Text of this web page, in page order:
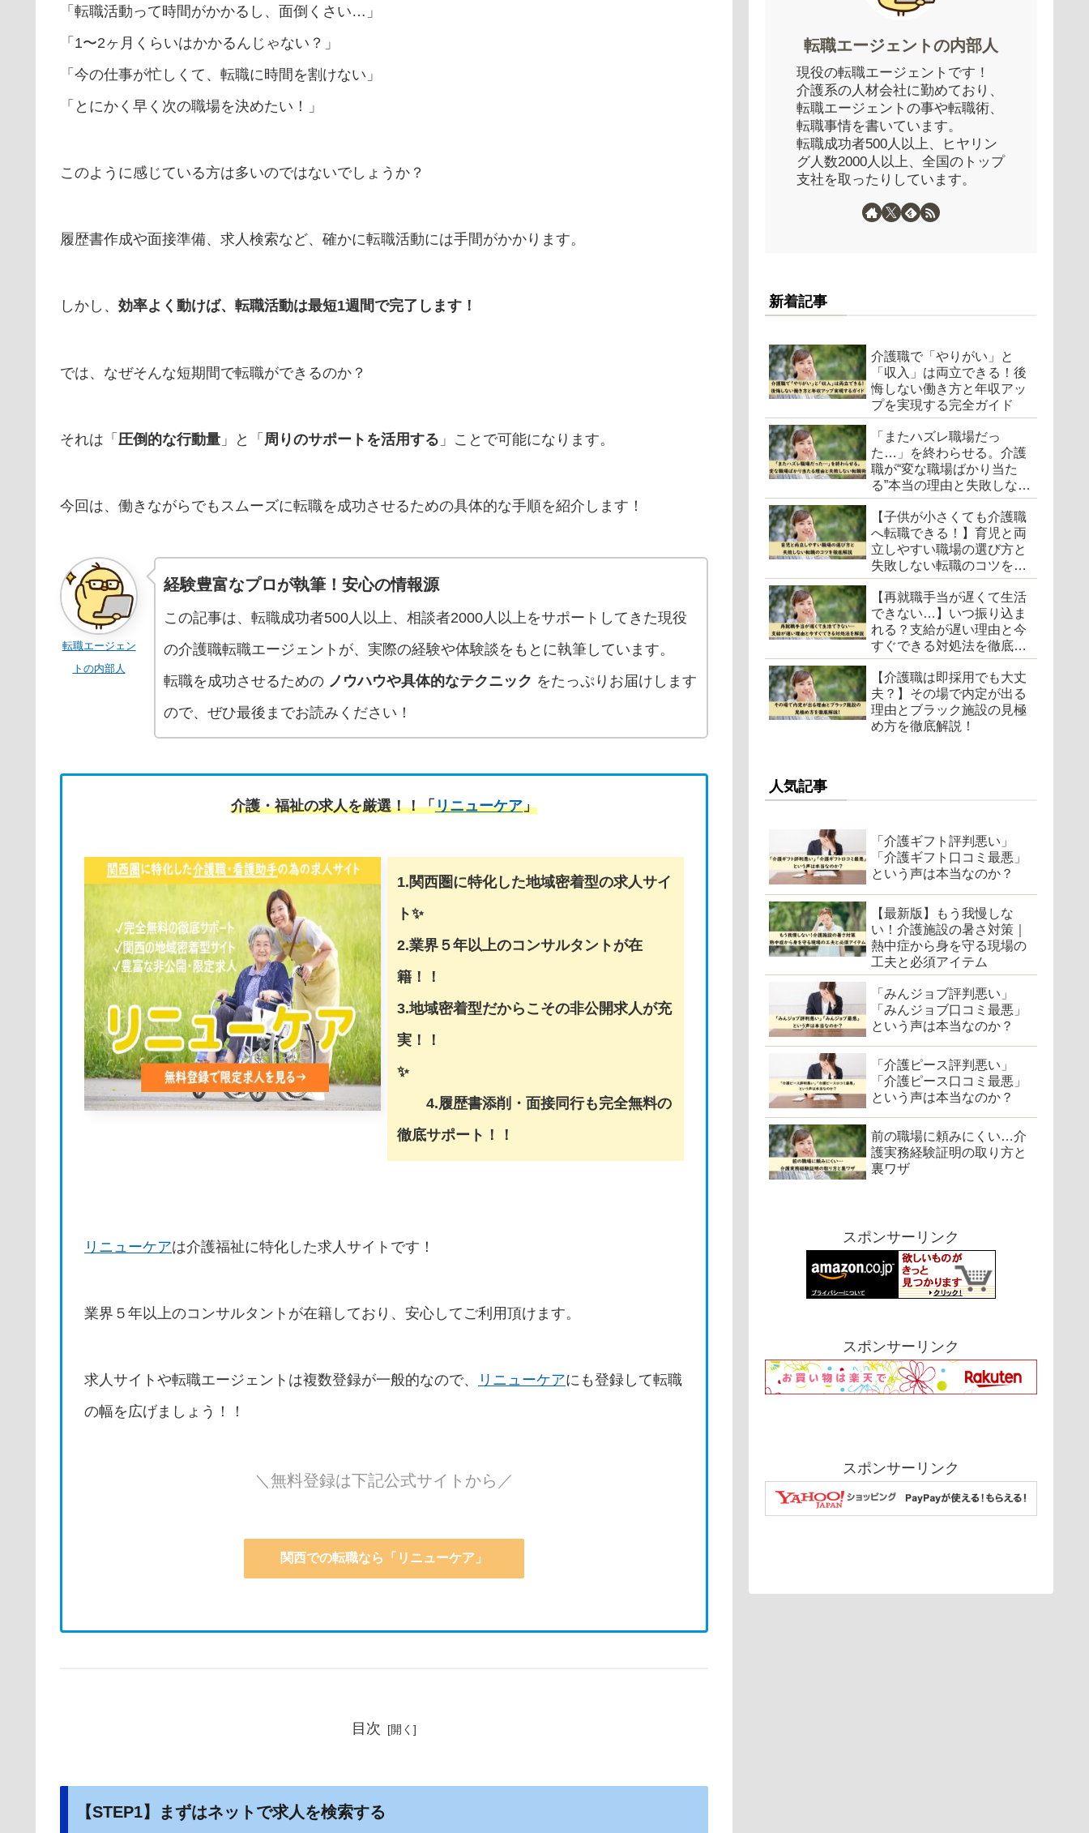
「転職活動って時間がかかるし、面倒くさい…」
「1〜2ヶ月くらいはかかるんじゃない？」
「今の仕事が忙しくて、転職に時間を割けない」
「とにかく早く次の職場を決めたい！」
このように感じている方は多いのではないでしょうか？
履歴書作成や面接準備、求人検索など、確かに転職活動には手間がかかります。
しかし、 効率よく動けば、転職活動は最短1週間で完了します！
では、なぜそんな短期間で転職ができるのか？
それは「 圧倒的な行動量 」と「 周りのサポートを活用する 」ことで可能になります。
今回は、働きながらでもスムーズに転職を成功させるための具体的な手順を紹介します！
転職エージェン
トの内部人
経験豊富なプロが執筆！安心の情報源
この記事は、転職成功者500人以上、相談者2000人以上をサポートしてきた現役
の介護職転職エージェントが、実際の経験や体験談をもとに執筆しています。
転職を成功させるための ノウハウや具体的なテクニック をたっぷりお届けします
ので、ぜひ最後までお読みください！
介護・福祉の求人を厳選！！「リニューケア」
1.関西圏に特化した地域密着型の求人サイ
ト✨
2.業界５年以上のコンサルタントが在
籍！！
3.地域密着型だからこその非公開求人が充
実！！
✨
4.履歴書添削・面接同行も完全無料の
徹底サポート！！
リニューケアは介護福祉に特化した求人サイトです！
業界５年以上のコンサルタントが在籍しており、安心してご利用頂けます。
求人サイトや転職エージェントは複数登録が一般的なので、 リニューケアにも登録して転職
の幅を広げましょう！！
＼無料登録は下記公式サイトから／
関西での転職なら「リニューケア」
目次
【STEP1】まずはネットで求人を検索する
転職エージェントの内部人
現役の転職エージェントです！
介護系の人材会社に勤めており、
転職エージェントの事や転職術、
転職事情を書いています。
転職成功者500人以上、ヒヤリン
グ人数2000人以上、全国のトップ
支社を取ったりしています。
新着記事
介護職で「やりがい」と
「収入」は両立できる！後
悔しない働き方と年収アッ
プを実現する完全ガイド
「またハズレ職場だっ
た…」を終わらせる。介護
職が“変な職場ばかり当た
る”本当の理由と失敗しない
転職術
【子供が小さくても介護職
へ転職できる！】育児と両
立しやすい職場の選び方と
失敗しない転職のコツを徹
底解説
【再就職手当が遅くて生活
できない…】いつ振り込ま
れる？支給が遅い理由と今
すぐできる対処法を徹底解
説
【介護職は即採用でも大丈
夫？】その場で内定が出る
理由とブラック施設の見極
め方を徹底解説！
人気記事
「介護ギフト評判悪い」
「介護ギフト口コミ最悪」
という声は本当なのか？
【最新版】もう我慢しな
い！介護施設の暑さ対策｜
熱中症から身を守る現場の
工夫と必須アイテム
「みんジョブ評判悪い」
「みんジョブ口コミ最悪」
という声は本当なのか？
「介護ピース評判悪い」
「介護ピース口コミ最悪」
という声は本当なのか？
前の職場に頼みにくい…介
護実務経験証明の取り方と
裏ワザ
スポンサーリンク
スポンサーリンク
スポンサーリンク